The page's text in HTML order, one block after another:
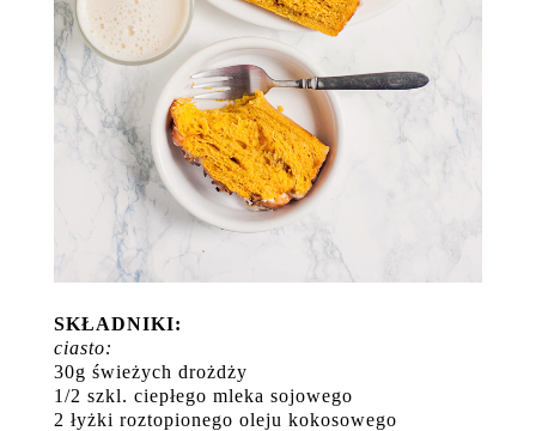
SKŁADNIKI:
ciasto:
30g świeżych drożdży
1/2 szkl. ciepłego mleka sojowego
2 łyżki roztopionego oleju kokosowego